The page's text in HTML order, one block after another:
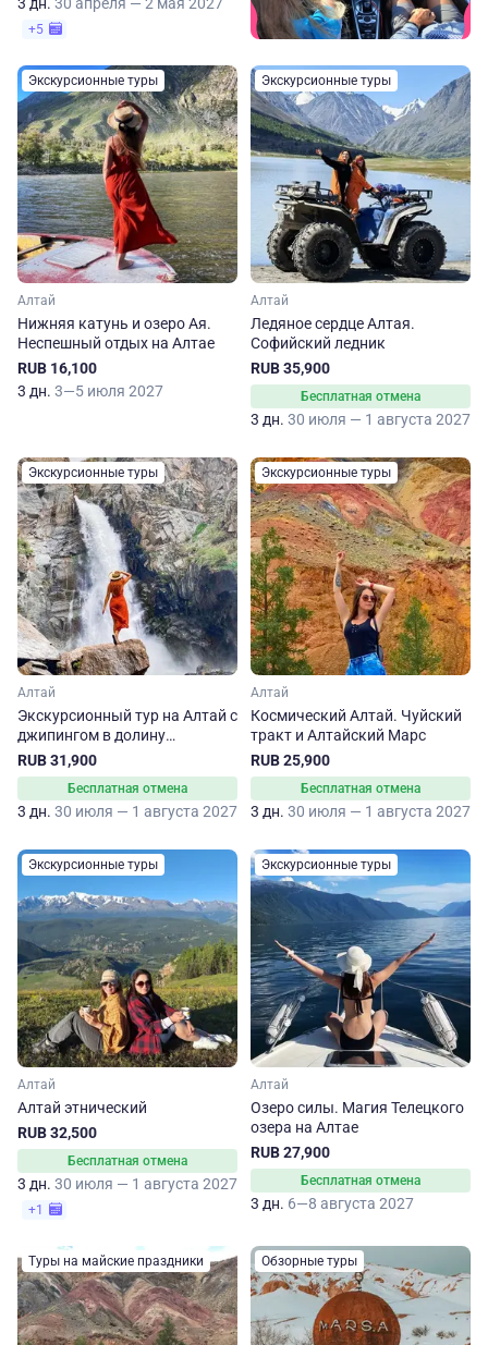
+5
Экскурсионные туры
Алтай
Нижняя катунь и озеро Ая.
Неспешный отдых на Алтае
RUB 16,100
3 дн. 3—5 июля 2027
Экскурсионные туры
Алтай
Ледяное сердце Алтая.
Софийский ледник
RUB 35,900
Бесплатная отмена
3 дн. 30 июля — 1 августа 2027
Экскурсионные туры
Алтай
Экскурсионный тур на Алтай с
джипингом в долину
Чулышмана
RUB 31,900
Бесплатная отмена
3 дн. 30 июля — 1 августа 2027
Экскурсионные туры
Алтай
Космический Алтай. Чуйский
тракт и Алтайский Марс
RUB 25,900
Бесплатная отмена
3 дн. 30 июля — 1 августа 2027
Экскурсионные туры
Алтай
Алтай этнический
RUB 32,500
Бесплатная отмена
3 дн. 30 июля — 1 августа 2027
+1
Экскурсионные туры
Алтай
Озеро силы. Магия Телецкого
озера на Алтае
RUB 27,900
Бесплатная отмена
3 дн. 6—8 августа 2027
Туры на майские праздники Обзорные туры